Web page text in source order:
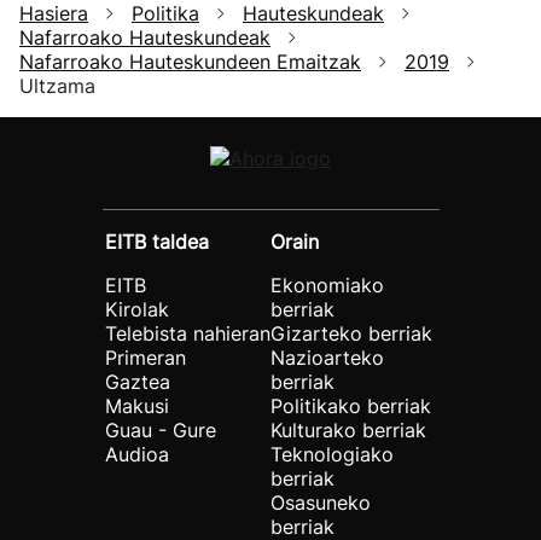
Hasiera Politika
Hauteskundeak
Nafarroako Hauteskundeak
Nafarroako Hauteskundeen Emaitzak
2019
Ultzama
EITB taldea
EITB
Kirolak
Telebista nahieran
Primeran
Gaztea
Makusi
Guau - Gure
Audioa
Orain
Ekonomiako
berriak
Gizarteko berriak
Nazioarteko
berriak
Politikako berriak
Kulturako berriak
Teknologiako
berriak
Osasuneko
berriak